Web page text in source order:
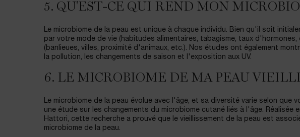
5. QU'EST-CE QUI REND MON
Le microbiome de la peau est unique à chaque individu. Bien qu'il soit
par votre mode de vie (habitudes alimentaires, tabagisme, taux
(banlieues, villes, proximité d'animaux, etc.). Nos études ont également
la pollution, les changements de saison et l'exposition aux UV.
6. LE MICROBIOME DE MA PEAU
Le microbiome de la peau évolue avec l'âge, et sa diversité varie selon que
une étude sur les changements du microbiome cutané liés à l'âge.
Hattori, cette recherche a prouvé que le vieillissement de la peau est
microbiome de la peau.